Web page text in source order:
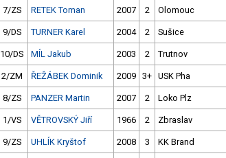
7/ZS RETEK Toman 2007 2 Olomouc
9/DS TURNER Karel 2004 2 Sušice
10/DS MÍL Jakub 2003 2 Trutnov
2/ZM ŘEŽÁBEK Dominik 2009 3+ USK Pha
8/ZS PANZER Martin 2007 2 Loko Plz
1/VS VĚTROVSKÝ Jiří 1966 2 Zbraslav
9/ZS UHLÍK Kryštof 2008 3 KK Brand